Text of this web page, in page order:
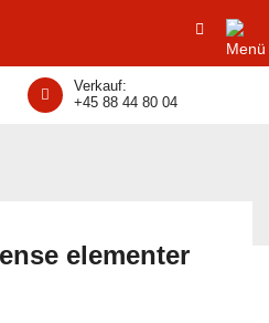
Verkauf:
+45 88 44 80 04
elementer